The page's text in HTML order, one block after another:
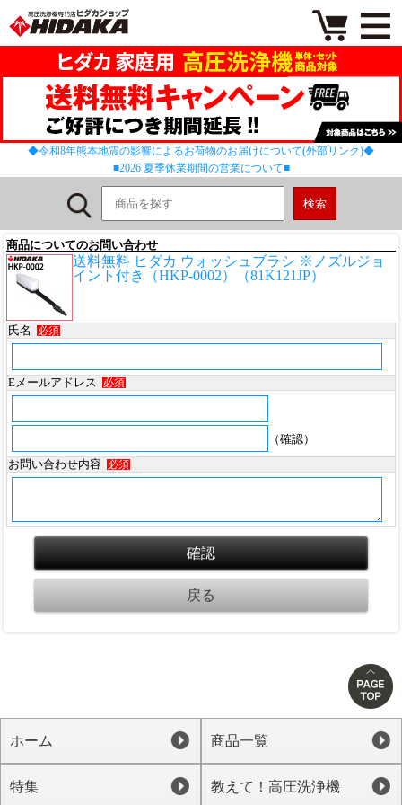
◆令和8年熊本地震の影響によるお荷物のお届けについて(外部リンク)◆
■2026 夏季休業期間の営業について■
商品についてのお問い合わせ
送料無料 ヒダカ ウォッシュブラシ ※ノズルジョ
イント付き（HKP-0002）（81K121JP）
氏名 必須
Eメールアドレス 必須
（確認）
お問い合わせ内容
必須
ホーム 商品一覧
特集 教えて！高圧洗浄機